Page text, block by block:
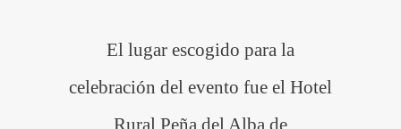
El lugar escogido para la
celebración del evento fue el Hotel
Rural Peña del Alba de